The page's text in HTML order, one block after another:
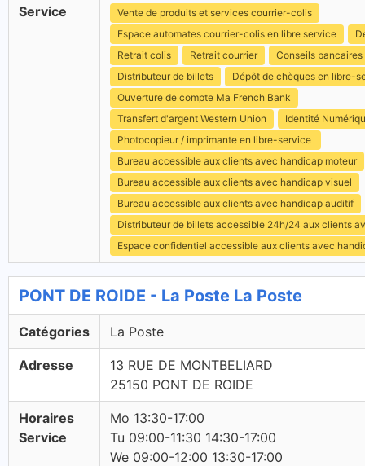
Service
Vente de produits et services courrier-colis
Espace automates courrier-colis en libre service
Retrait colis
Retrait courrier
Conseils bancaires
Distributeur de billets
Dépôt de chèques en libre-
Ouverture de compte Ma French Bank
Transfert d'argent Western Union
Identité
Photocopieur / imprimante en libre-service
Bureau accessible aux clients avec handicap moteur
Bureau accessible aux clients avec handicap visuel
Bureau accessible aux clients avec handicap auditif
Distributeur de billets accessible 24h/24 aux clients
Espace confidentiel accessible aux clients avec
PONT DE ROIDE - La Poste La Poste
Catégories La Poste
Adresse
13 RUE DE MONTBELIARD
25150 PONT DE ROIDE
Horaires
Service
Mo 13:30-17:00
Tu 09:00-11:30 14:30-17:00
We 09:00-12:00 13:30-17:00